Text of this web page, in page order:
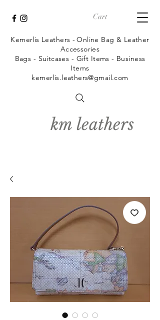
Cart
km leathers
Kemerlis Leathers - Online Bag & Leather
Accessories
Bags - Suitcases - Gift Items - Business
Items
kemerlis.leathers@gmail.com